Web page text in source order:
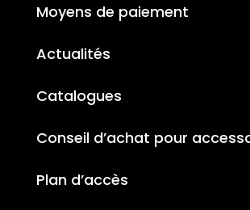
Moyens de paiement
Actualités
Catalogues
Conseil d’achat pour
Plan d’accès